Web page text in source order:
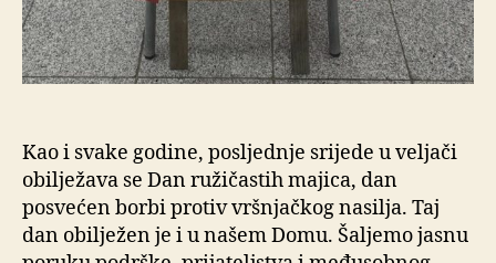
Kao i svake godine, posljednje srijede u veljači
obilježava se Dan ružičastih majica, dan
posvećen borbi protiv vršnjačkog nasilja. Taj
dan obilježen je i u našem Domu. Šaljemo jasnu